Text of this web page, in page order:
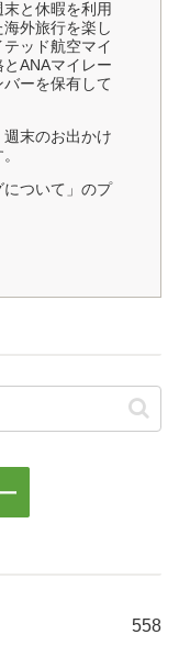
と休暇を利用
外旅行を楽し
ッド航空マイ
ANAマイレー
ーを保有して
末のお出かけ
ついて」のプ
558